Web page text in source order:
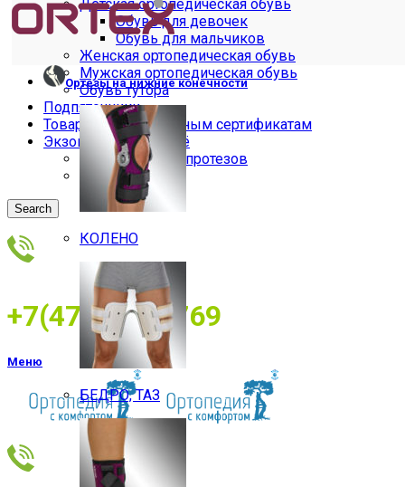
Детская ортопедическая обувь
Обувь для девочек
Обувь для мальчиков
Женская ортопедическая обувь
Мужская ортопедическая обувь
Обувь тутора
Подпяточники
Товары по электронным сертификатам
Экзопротезы и бельё
Бельё для экзопротезов
Экзопротезы
Search
+7(473)2534769
Меню
Ортезы на нижние конечности
КОЛЕНО
БЕДРО, ТАЗ